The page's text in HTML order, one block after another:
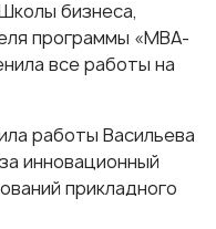
бизнеса,
программы «MBA-
все работы на
работы Васильева
инновационный
прикладного